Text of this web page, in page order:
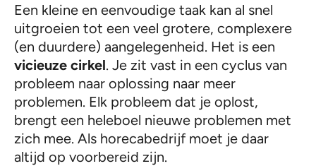
Een kleine en eenvoudige taak kan al snel
uitgroeien tot een veel grotere, complexere
(en duurdere) aangelegenheid. Het is een
vicieuze cirkel. Je zit vast in een cyclus van
probleem naar oplossing naar meer
problemen. Elk probleem dat je oplost,
brengt een heleboel nieuwe problemen met
zich mee. Als horecabedrijf moet je daar
altijd op voorbereid zijn.